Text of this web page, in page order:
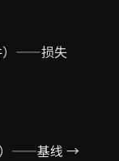
）——损失
）——基线 →